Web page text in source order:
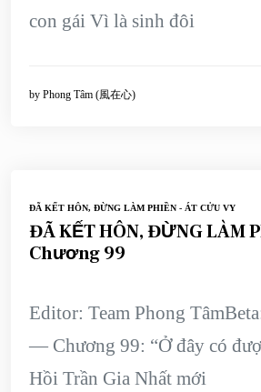
con gái Vì là sinh đôi
by Phong Tâm (風在心)
ĐÃ KẾT HÔN, ĐỪNG LÀM PHIỀN - ÁT CỬU VY
ĐÃ KẾT HÔN, ĐỪNG LÀM
Chương 99
Editor: Team Phong
— Chương 99: “Ở đây có
Hồi Trần Gia Nhất mới